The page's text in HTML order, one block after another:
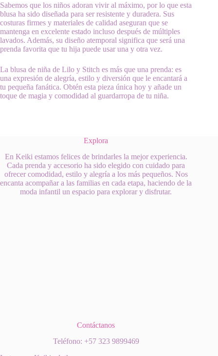
Sabemos que los niños adoran vivir al máximo, por lo que esta
blusa ha sido diseñada para ser resistente y duradera. Sus
costuras firmes y materiales de calidad aseguran que se
mantenga en excelente estado incluso después de múltiples
lavados. Además, su diseño atemporal significa que será una
prenda favorita que tu hija puede usar una y otra vez.
La blusa de niña de Lilo y Stitch es más que una prenda: es
una expresión de alegría, estilo y diversión que le encantará a
tu pequeña fanática. Obtén esta pieza única hoy y añade un
toque de magia y comodidad al guardarropa de tu niña.
Explora
En Keiki estamos felices de brindarles la mejor experiencia.
Cada prenda y accesorio ha sido elegido con cuidado para
ofrecer comodidad, estilo y alegría a los más pequeños. Nos
encanta acompañar a las familias en cada etapa, haciendo de la
moda infantil un espacio para explorar y disfrutar.
Contáctanos
Teléfono: +57 323 9899469